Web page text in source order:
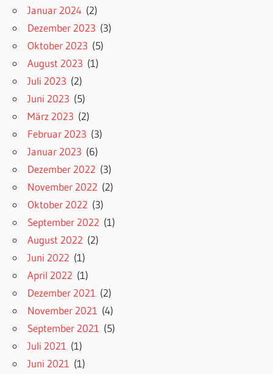
Januar 2024 (2)
Dezember 2023 (3)
Oktober 2023 (5)
August 2023 (1)
Juli 2023 (2)
Juni 2023 (5)
März 2023 (2)
Februar 2023 (3)
Januar 2023 (6)
Dezember 2022 (3)
November 2022 (2)
Oktober 2022 (3)
September 2022 (1)
August 2022 (2)
Juni 2022 (1)
April 2022 (1)
Dezember 2021 (2)
November 2021 (4)
September 2021 (5)
Juli 2021 (1)
Juni 2021 (1)